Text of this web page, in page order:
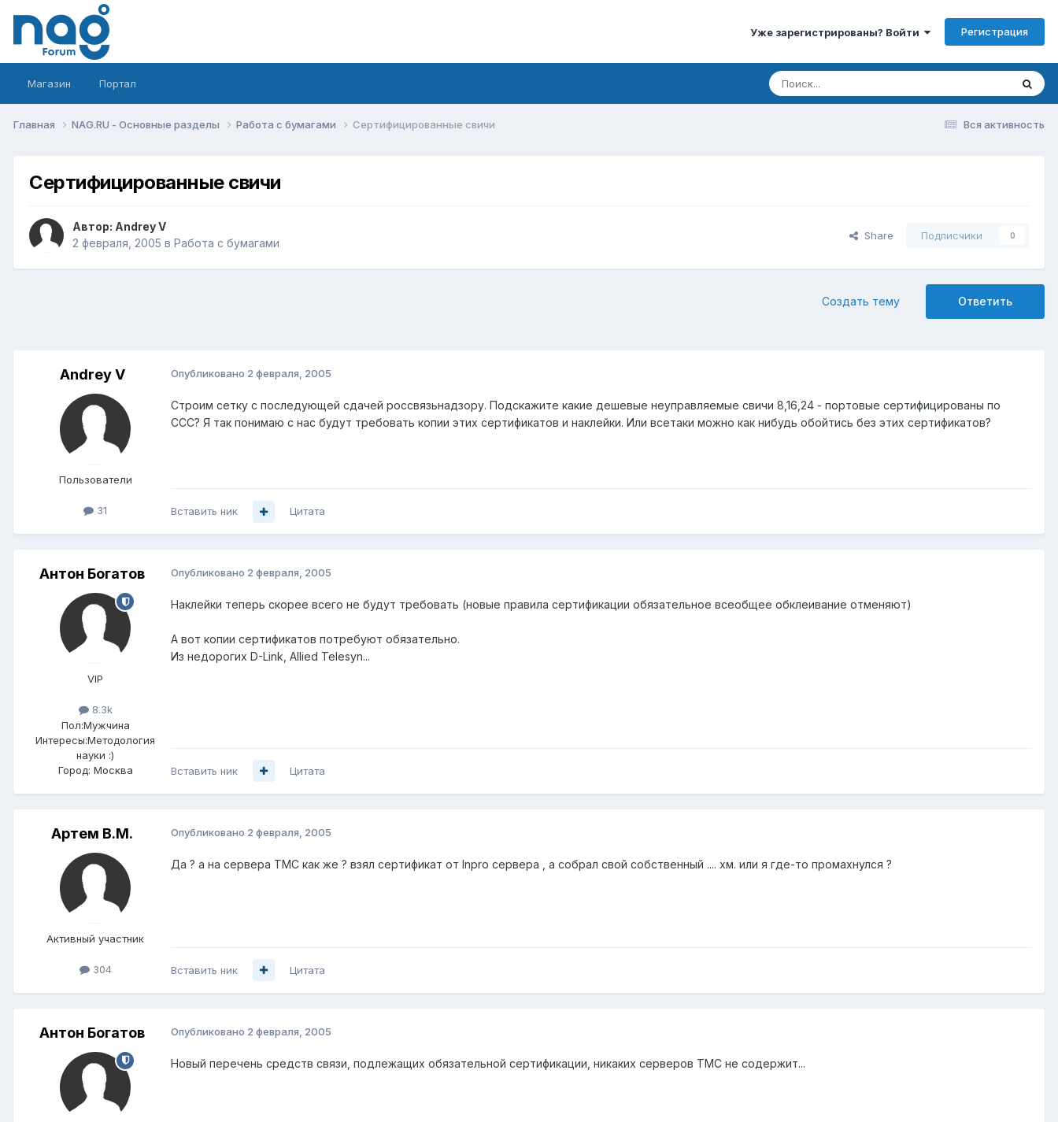
Уже зарегистрированы? Войти Регистрация
Магазин Портал
Вся активность
Главная NAG.RU - Основные разделы Работа с бумагами Сертифицированные свичи
Сертифицированные свичи
Автор: Andrey V
2 февраля, 2005 в Работа с бумагами
Share Подписчики 0
Ответить
Создать тему
Andrey V
Пользователи
31
Опубликовано 2 февраля, 2005
Строим сетку с последующей сдачей россвязьнадзору. Подскажите какие дешевые неуправляемые свичи 8,16,24 - портовые сертифицированы по
ССС? Я так понимаю с нас будут требовать копии этих сертификатов и наклейки. Или всетаки можно как нибудь обойтись без этих сертификатов?
Вставить ник Цитата
Антон Богатов
VIP
8.3k
Пол:Мужчина
Интересы:Методология
науки :)
Город: Москва
Опубликовано 2 февраля, 2005
Наклейки теперь скорее всего не будут требовать (новые правила сертификации обязательное всеобщее обклеивание отменяют)
А вот копии сертификатов потребуют обязательно.
Из недорогих D-Link, Allied Telesyn...
Вставить ник Цитата
Артем B.M.
Активный участник
304
Опубликовано 2 февраля, 2005
Да ? а на сервера ТМС как же ? взял сертификат от Inpro сервера , а собрал свой собственный .... хм. или я где-то промахнулся ?
Вставить ник Цитата
Антон Богатов Опубликовано 2 февраля, 2005
Новый перечень средств связи, подлежащих обязательной сертификации, никаких серверов ТМС не содержит...